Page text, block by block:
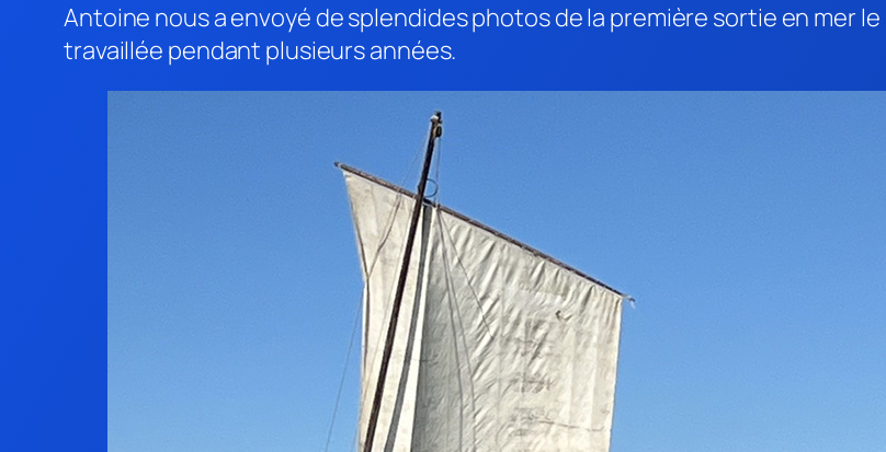
Antoine nous a envoyé de splendides photos de la première sortie en mer le
travaillée pendant plusieurs années.